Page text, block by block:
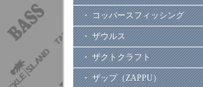
・ コッパースフィッシング
・ ザウルス
・ ザクトクラフト
・ ザップ（ZAPPU）